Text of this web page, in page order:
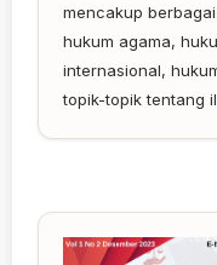
mencakup
hukum agama,
internasional,
topik-topik tentang